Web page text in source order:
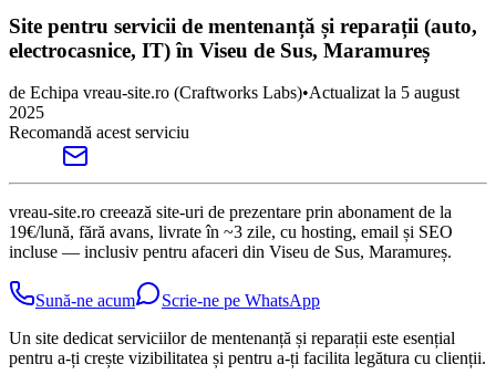
Site pentru servicii de mentenanță și reparații (auto,
electrocasnice, IT) în Viseu de Sus, Maramureș
de Echipa vreau-site.ro (Craftworks Labs)•Actualizat la 5 august
2025
Recomandă acest serviciu
vreau-site.ro creează site-uri de prezentare prin abonament de la
19€/lună, fără avans, livrate în ~3 zile, cu hosting, email și SEO
incluse — inclusiv pentru afaceri din Viseu de Sus, Maramureș.
Sună-ne acum
Scrie-ne pe WhatsApp
Un site dedicat serviciilor de mentenanță și reparații este esențial
pentru a-ți crește vizibilitatea și pentru a-ți facilita legătura cu clienții.